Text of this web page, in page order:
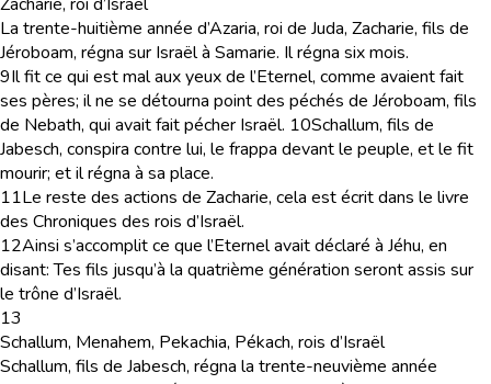
La trente-huitième année d’Azaria, roi de Juda, Zacharie, fils de
Jéroboam, régna sur Israël à Samarie. Il régna six mois.
9Il fit ce qui est mal aux yeux de l’Eternel, comme avaient fait
ses pères; il ne se détourna point des péchés de Jéroboam, fils
de Nebath, qui avait fait pécher Israël. 10Schallum, fils de
Jabesch, conspira contre lui, le frappa devant le peuple, et le fit
mourir; et il régna à sa place.
11Le reste des actions de Zacharie, cela est écrit dans le livre
des Chroniques des rois d’Israël.
12Ainsi s’accomplit ce que l’Eternel avait déclaré à Jéhu, en
disant: Tes fils jusqu’à la quatrième génération seront assis sur
le trône d’Israël.
13
Schallum, Menahem, Pekachia, Pékach, rois d’Israël
Schallum, fils de Jabesch, régna la trente-neuvième année